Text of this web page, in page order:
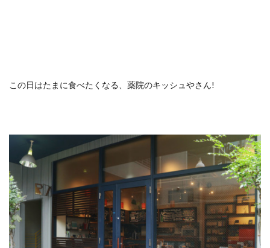
この日はたまに食べたくなる、薬院のキッシュやさん!